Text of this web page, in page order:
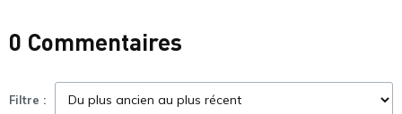
0 Commentaires
Filtre :